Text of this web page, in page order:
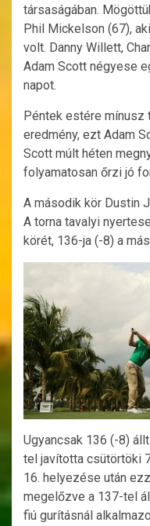
társaságában.
Phil Mickelson (67),
volt. Danny Willett,
Adam Scott négyese
napot.
Péntek estére
eredmény, ezt Adam
Scott múlt héten
folyamatosan őrzi jó
A második kör Dustin
A torna tavalyi
körét, 136-ja (-8) a
Ugyancsak 136 (-8)
tel javította csütörtöki
16. helyezése után
megelőzve a 137-tel
fiú gurításnál